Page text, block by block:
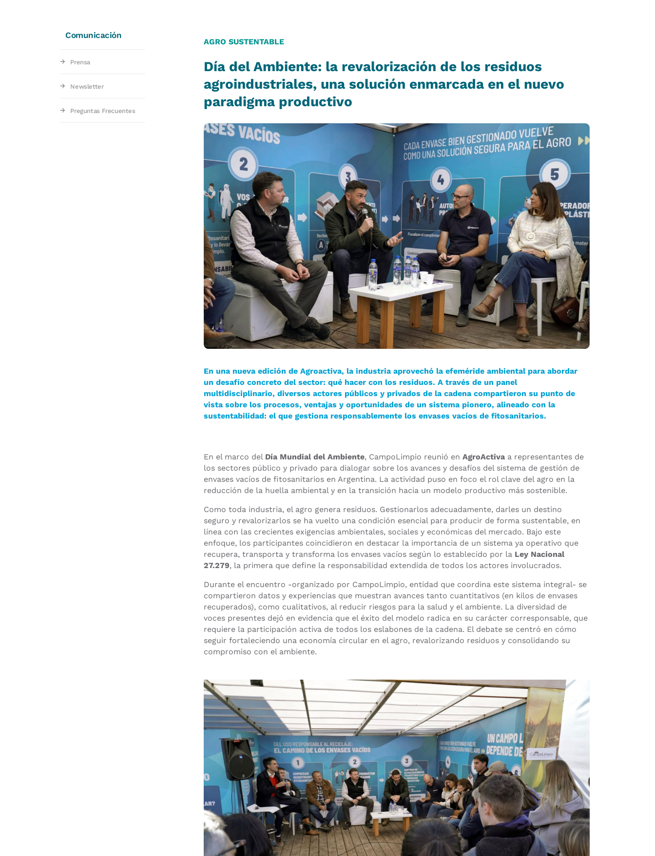
Comunicación
Prensa
Newsletter
Preguntas Frecuentes
AGRO SUSTENTABLE
Día del Ambiente: la revalorización de los residuos
agroindustriales, una solución enmarcada en el nuevo
paradigma productivo
En una nueva edición de Agroactiva, la industria aprovechó la efeméride ambiental para abordar
un desafío concreto del sector: qué hacer con los residuos. A través de un panel
multidisciplinario, diversos actores públicos y privados de la cadena compartieron su punto de
vista sobre los procesos, ventajas y oportunidades de un sistema pionero, alineado con la
sustentabilidad: el que gestiona responsablemente los envases vacíos de fitosanitarios.
En el marco del Día Mundial del Ambiente, CampoLimpio reunió en AgroActivaa representantes de
los sectores público y privado para dialogar sobre los avances y desafíos del sistema de gestión de
envases vacíos de fitosanitarios en Argentina. La actividad puso en foco el rol clave del agro en la
reducción de la huella ambiental y en la transición hacia un modelo productivo más sostenible.
Como toda industria, el agro genera residuos. Gestionarlos adecuadamente, darles un destino
seguro y revalorizarlos se ha vuelto una condición esencial para producir de forma sustentable, en
línea con las crecientes exigencias ambientales, sociales y económicas del mercado. Bajo este
enfoque, los participantes coincidieron en destacar la importancia de un sistema ya operativo que
recupera, transporta y transforma los envases vacíos según lo establecido por la Ley Nacional
27.279, la primera que define la responsabilidad extendida de todos los actores involucrados.
Durante el encuentro -organizado por CampoLimpio, entidad que coordina este sistema integral- se
compartieron datos y experiencias que muestran avances tanto cuantitativos (en kilos de envases
recuperados), como cualitativos, al reducir riesgos para la salud y el ambiente. La diversidad de
voces presentes dejó en evidencia que el éxito del modelo radica en su carácter corresponsable, que
requiere la participación activa de todos los eslabones de la cadena. El debate se centró en cómo
seguir fortaleciendo una economía circular en el agro, revalorizando residuos y consolidando su
compromiso con el ambiente.